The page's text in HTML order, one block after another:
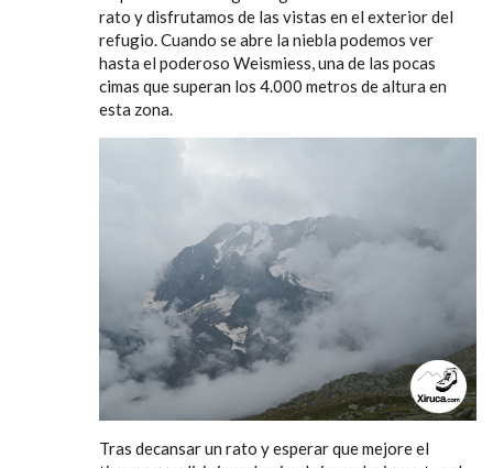
rato y disfrutamos de las vistas en el exterior del
refugio. Cuando se abre la niebla podemos ver
hasta el poderoso Weismiess, una de las pocas
cimas que superan los 4.000 metros de altura en
esta zona.
Tras decansar un rato y esperar que mejore el